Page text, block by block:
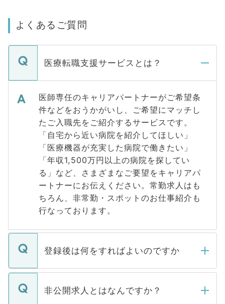
よくあるご質問
医療転職支援サービスとは？
医師専任のキャリアパートナーがご希望条
件などをおうかがいし、ご希望にマッチし
たご入職先をご紹介するサービスです。
「自宅から近い病院を紹介してほしい」
「医療機器が充実した病院で働きたい」
「年収1,500万円以上の病院を探してい
る」など、さまざまなご要望をキャリアパ
ートナーにお伝えください。常勤求人はも
ちろん、非常勤・スポットのお仕事紹介も
行なっております。
登録後は何をすればよいのですか
ご登録いただきましたら、弊社担当者がご
登録内容を確認し、その後メールもしくは
非公開求人とはなんですか？